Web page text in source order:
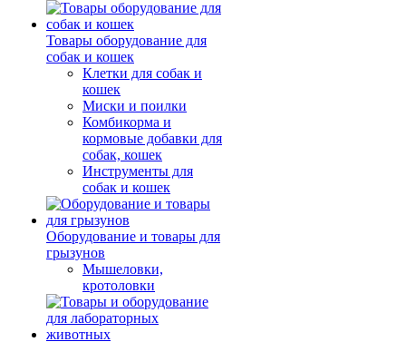
Товары оборудование для
собак и кошек
Клетки для собак и
кошек
Миски и поилки
Комбикорма и
кормовые добавки для
собак, кошек
Инструменты для
собак и кошек
Оборудование и товары для
грызунов
Мышеловки,
кротоловки